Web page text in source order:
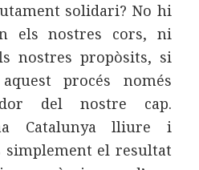
solidari? No hi
els nostres cors, ni
nostres propòsits, si
procés només
del nostre cap.
Catalunya lliure i
simplement el resultat